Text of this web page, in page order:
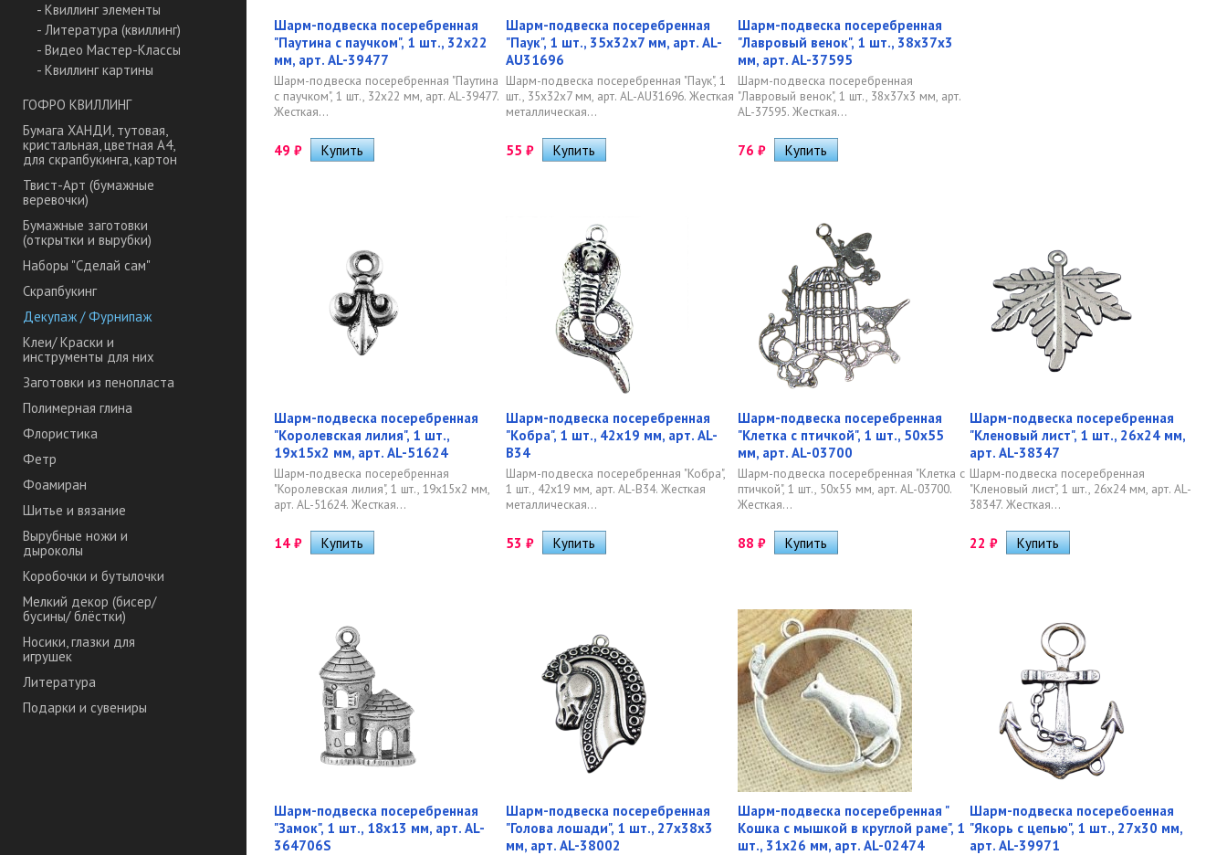
- Квиллинг элементы
- Литература (квиллинг)
- Видео Мастер-Классы
- Квиллинг картины
ГОФРО КВИЛЛИНГ
Бумага ХАНДИ, тутовая,
кристальная, цветная А4,
для скрапбукинга, картон
Твист-Арт (бумажные
веревочки)
Бумажные заготовки
(открытки и вырубки)
Наборы "Сделай сам"
Скрапбукинг
Декупаж / Фурнипаж
Клеи/ Краски и
инструменты для них
Заготовки из пенопласта
Полимерная глина
Флористика
Фетр
Фоамиран
Шитье и вязание
Вырубные ножи и
дыроколы
Коробочки и бутылочки
Мелкий декор (бисер/
бусины/ блёстки)
Носики, глазки для
игрушек
Литература
Подарки и сувениры
Шарм-подвеска посеребренная
"Паутина с паучком", 1 шт., 32х22
мм, арт. AL-39477
Шарм-подвеска посеребренная "Паутина
с паучком", 1 шт., 32х22 мм, арт. AL-39477.
Жесткая...
49 ₽
Шарм-подвеска посеребренная
"Паук", 1 шт., 35х32х7 мм, арт. AL-
AU31696
Шарм-подвеска посеребренная "Паук", 1
шт., 35х32х7 мм, арт. AL-AU31696. Жесткая
металлическая...
55 ₽
Шарм-подвеска посеребренная
"Лавровый венок", 1 шт., 38х37х3
мм, арт. AL-37595
Шарм-подвеска посеребренная
"Лавровый венок", 1 шт., 38х37х3 мм, арт.
AL-37595. Жесткая...
76 ₽
Шарм-подвеска посеребренная
"Королевская лилия", 1 шт.,
19х15х2 мм, арт. AL-51624
Шарм-подвеска посеребренная
"Королевская лилия", 1 шт., 19х15х2 мм,
арт. AL-51624. Жесткая...
14 ₽
Шарм-подвеска посеребренная
"Кобра", 1 шт., 42х19 мм, арт. AL-
B34
Шарм-подвеска посеребренная "Кобра",
1 шт., 42х19 мм, арт. AL-B34. Жесткая
металлическая...
53 ₽
Шарм-подвеска посеребренная
"Клетка с птичкой", 1 шт., 50х55
мм, арт. AL-03700
Шарм-подвеска посеребренная "Клетка с
птичкой", 1 шт., 50х55 мм, арт. AL-03700.
Жесткая...
88 ₽
Шарм-подвеска посеребренная
"Кленовый лист", 1 шт., 26х24 мм,
арт. AL-38347
Шарм-подвеска посеребренная
"Кленовый лист", 1 шт., 26х24 мм, арт. AL-
38347. Жесткая...
22 ₽
Шарм-подвеска посеребренная
"Замок", 1 шт., 18х13 мм, арт. AL-
364706S
Шарм-подвеска посеребренная
"Голова лошади", 1 шт., 27х38х3
мм, арт. AL-38002
Шарм-подвеска посеребренная "
Кошка с мышкой в круглой раме", 1
шт., 31х26 мм, арт. AL-02474
Шарм-подвеска посеребоенная
"Якорь с цепью", 1 шт., 27х30 мм,
арт. AL-39971